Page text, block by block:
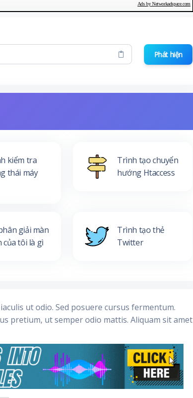
Ads by Networkadspace.com
Phát hiện
kiểm tra
thái máy
Trình tạo chuyển
hướng Htaccess
giải màn
của tôi là gì
Trình tạo thẻ
Twitter
ut odio. Sed posuere cursus fermentum.
pretium, ut semper odio mattis. Aliquam sit amet